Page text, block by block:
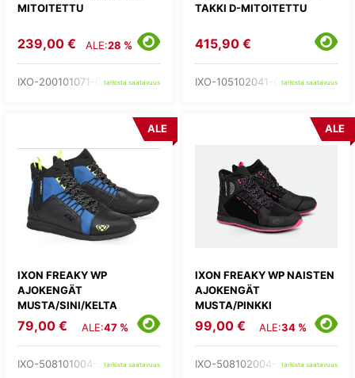
MITOITETTU
239,00 € ALE:28 %
IXO-200101071-03-tarkista saatavuus
TAKKI D-MITOITETTU
415,90 €
IXO-105102041-03-tarkista saatavuus
IXON FREAKY WP
AJOKENGÄT
MUSTA/SINI/KELTA
ALE
79,00 € ALE:47 %
IXO-508101004-35-tarkista saatavuus
IXON FREAKY WP NAISTEN
AJOKENGÄT
MUSTA/PINKKI
ALE
99,00 € ALE:34 %
IXO-508102004-73-tarkista saatavuus